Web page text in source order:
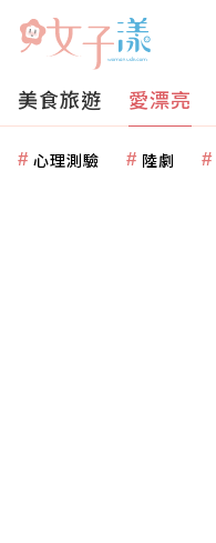
美食旅遊 愛漂亮
心理測驗 陸劇